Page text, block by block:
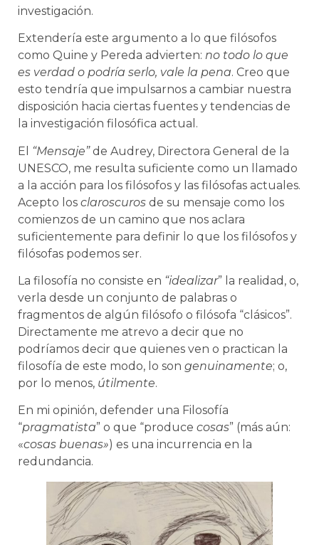
investigación.
Extendería este argumento a lo que filósofos
como Quine y Pereda advierten: no todo lo que
es verdad o podría serlo, vale la pena. Creo que
esto tendría que impulsarnos a cambiar nuestra
disposición hacia ciertas fuentes y tendencias de
la investigación filosófica actual.
El “Mensaje”de Audrey, Directora General de la
UNESCO, me resulta suficiente como un llamado
a la acción para los filósofos y las filósofas actuales.
Acepto los claroscuros de su mensaje como los
comienzos de un camino que nos aclara
suficientemente para definir lo que los filósofos y
filósofas podemos ser.
La filosofía no consiste en “idealizar” la realidad, o,
verla desde un conjunto de palabras o
fragmentos de algún filósofo o filósofa “clásicos”.
Directamente me atrevo a decir que no
podríamos decir que quienes ven o practican la
filosofía de este modo, lo son genuinamente; o,
por lo menos, útilmente.
En mi opinión, defender una Filosofía
“pragmatista” o que “produce cosas” (más aún:
«cosas buenas») es una incurrencia en la
redundancia.